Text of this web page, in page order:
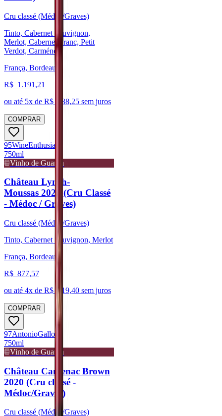
Cru classé (Médoc/Graves)
Tinto, Cabernet Sauvignon,
Merlot, Cabernet Franc, Petit
Verdot, Carménère
França, Bordeaux
R$ 1.191,21
ou até 5x de R$ 238,25 sem juros
COMPRAR
95WineEnthusiast
750ml
Vinho de Guarda
Château Lynch-
Moussas 2020 (Cru Classé
- Médoc / Graves)
Cru classé (Médoc/Graves)
Tinto, Cabernet Sauvignon, Merlot
França, Bordeaux
R$ 877,57
ou até 4x de R$ 219,40 sem juros
COMPRAR
97AntonioGalloni
750ml
Vinho de Guarda
Château Cantenac Brown
2020 (Cru classé -
Médoc/Graves)
Cru classé (Médoc/Graves)